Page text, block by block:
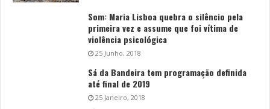
Som: Maria Lisboa quebra o silêncio pela
primeira vez e assume que foi vítima de
violência psicológica
25 Junho, 2018
Sá da Bandeira tem programação definida
até final de 2019
25 Janeiro, 2018